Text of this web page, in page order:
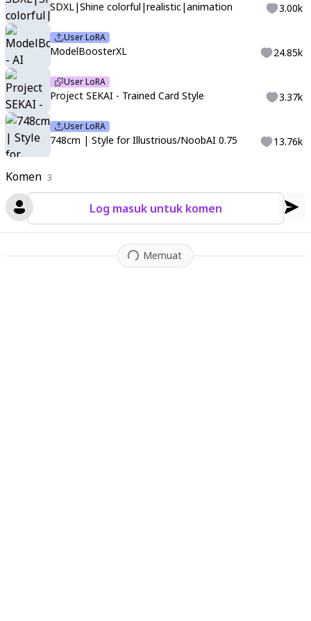
Komen 3
Log masuk untuk komen
Memuat
SDXL|Shine colorful|realistic|animation 3.00k
User LoRA
ModelBoosterXL 24.85k
User LoRA
Project SEKAI - Trained Card Style 3.37k
User LoRA
748cm | Style for Illustrious/NoobAI 0.75 13.76k